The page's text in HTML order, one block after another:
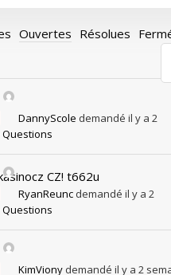
Ouvertes Résolues
DannyScole demandé il y a 2
Questions
CZ! t662u
RyanReunc demandé il y a 2
Questions
KimViony demandé il y a 2